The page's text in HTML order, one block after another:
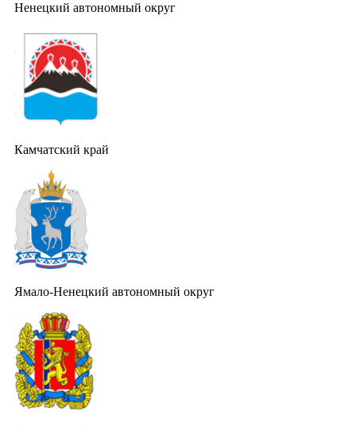
Ненецкий автономный округ
Камчатский край
Ямало-Ненецкий автономный округ